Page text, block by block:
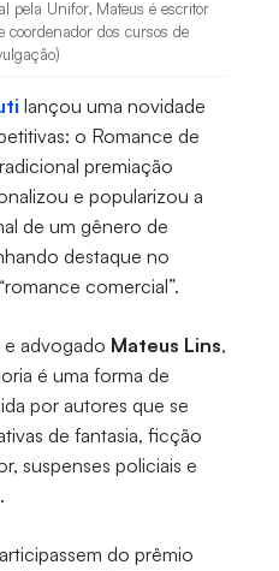
pela Unifor, Mateus é escritor
coordenador dos cursos de
lançou uma novidade
o Romance de
premiação
e popularizou a
de um gênero de
destaque no
comercial”.
advogado Mateus Lins,
é uma forma de
por autores que se
de fantasia, ficção
suspenses policiais e
do prêmio